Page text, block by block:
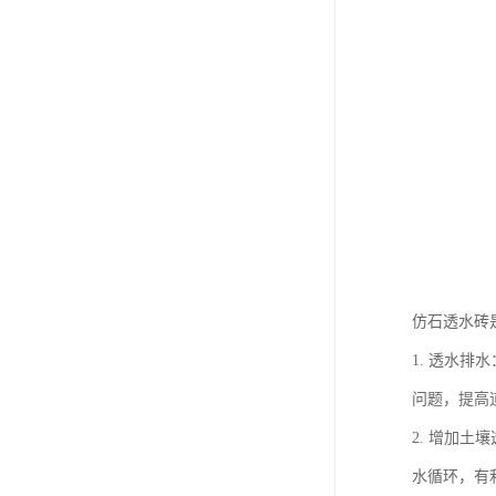
仿石透水砖
1. 透水排
问题，提高
2. 增加土壤
水循环，有